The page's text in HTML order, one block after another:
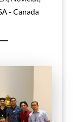
- Canada